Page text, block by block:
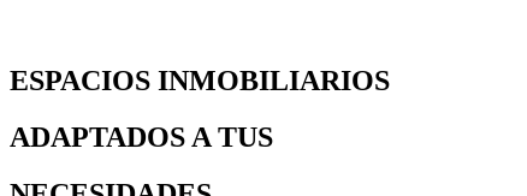
ESPACIOS INMOBILIARIOS
ADAPTADOS A TUS